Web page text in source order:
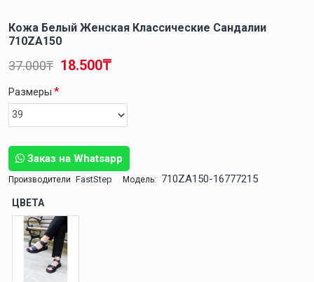
Кожа Белый Женская Классические Сандалии
710ZA150
Заказ на Whatsapp
Производители FastStep Модель: 710ZA150-16777215
18.500₸
37.000₸
Размеры
ЦВЕТА